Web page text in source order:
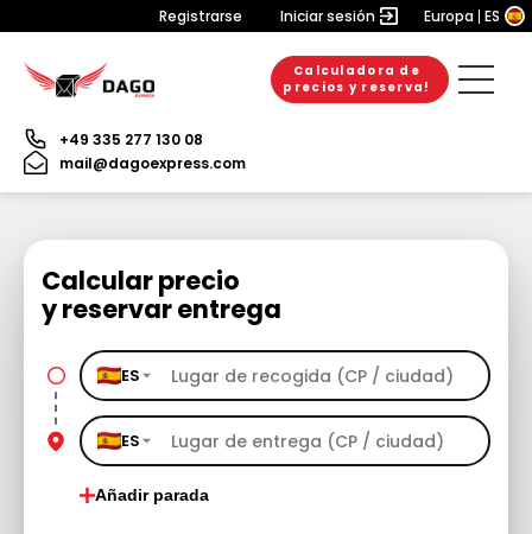
Registrarse Iniciar sesión Europa ES
Calculadora de
precios y reserva!
+49 335 277 130 08
mail@dagoexpress.com
Calcular precio
y reservar entrega
ES
ES
Añadir parada